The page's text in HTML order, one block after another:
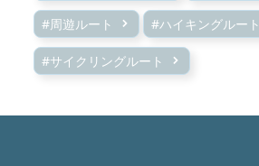
#周遊ルート #ハイキングルート
#サイクリングルート